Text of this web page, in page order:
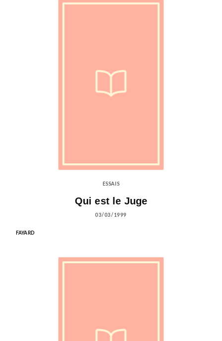
ESSAIS
Qui est le Juge
03/03/1999
FAYARD